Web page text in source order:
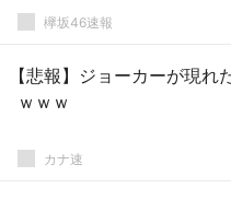
欅坂46速報
【悲報】ジョーカーが現
ｗｗｗ
カナ速